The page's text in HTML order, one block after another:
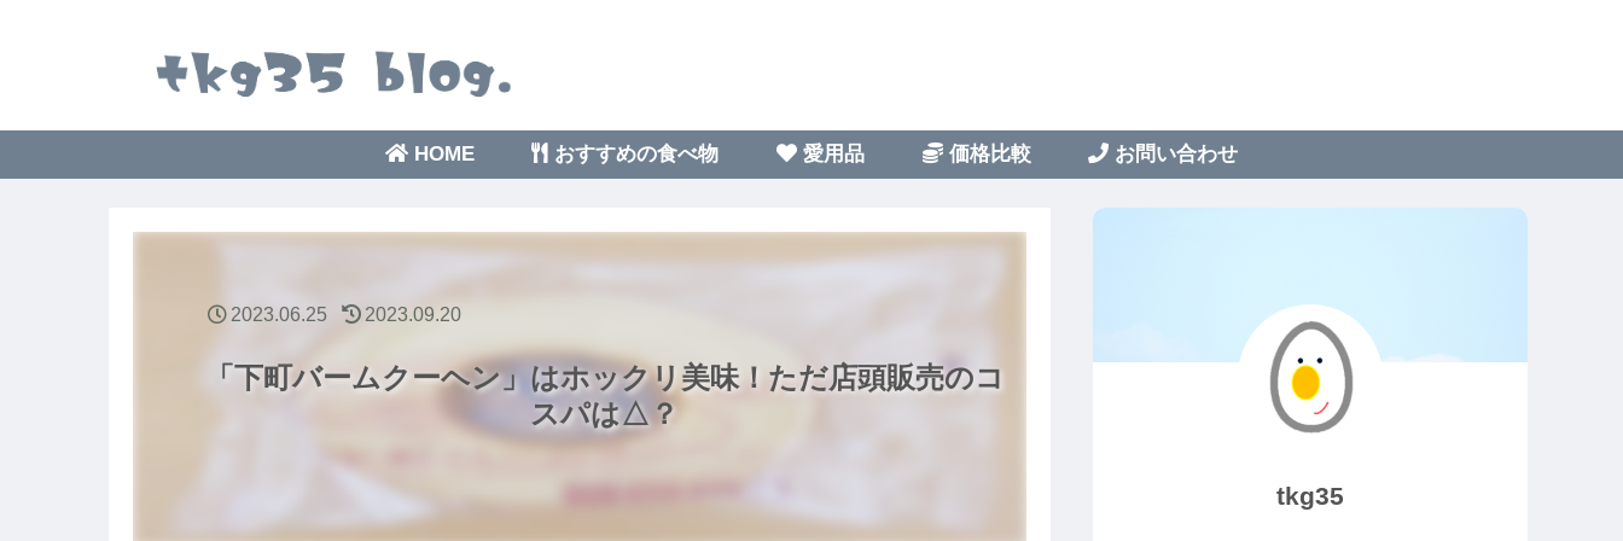
HOME おすすめの食べ物 愛用品 価格比較 お問い合わせ
「下町バームクーヘン」はホックリ美味！ただ店頭販売のコ
スパは△？
2023.06.25 2023.09.20
tkg35